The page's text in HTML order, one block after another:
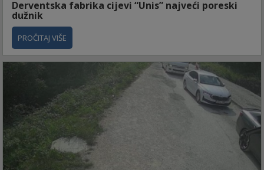
Derventska fabrika cijevi “Unis” najveći poreski
dužnik
PROČITAJ VIŠE